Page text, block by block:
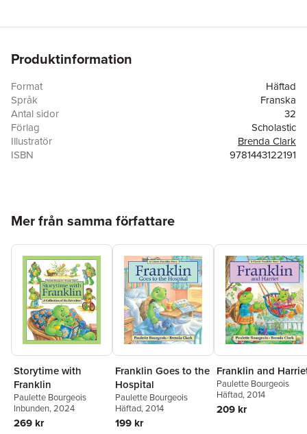
Produktinformation
Format
Häftad
Språk
Franska
Antal sidor
32
Förlag
Scholastic
Illustratör
Brenda Clark
ISBN
9781443122191
Mer från samma författare
Storytime with
Franklin
Paulette Bourgeois
Inbunden, 2024
269 kr
Franklin Goes to the
Hospital
Paulette Bourgeois
Häftad, 2014
199 kr
Franklin and
Paulette Bourgeois
Häftad, 2014
209 kr